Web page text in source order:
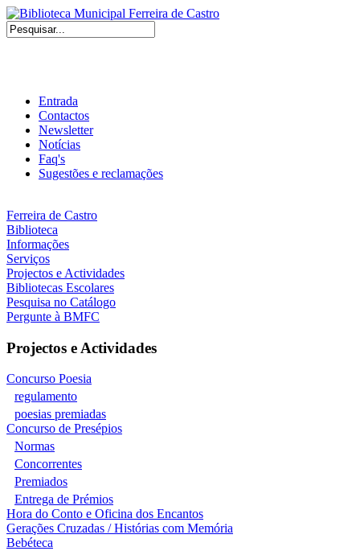
Entrada
Contactos
Newsletter
Notícias
Faq's
Sugestões e reclamações
Ferreira de Castro
Biblioteca
Informações
Serviços
Projectos e Actividades
Bibliotecas Escolares
Pesquisa no Catálogo
Pergunte à BMFC
Projectos e Actividades
Concurso Poesia
regulamento
poesias premiadas
Concurso de Presépios
Normas
Concorrentes
Premiados
Entrega de Prémios
Hora do Conto e Oficina dos Encantos
Gerações Cruzadas / Histórias com Memória
Bebéteca